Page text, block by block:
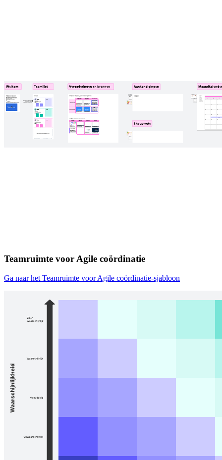
Teamruimte voor Agile coördinatie
Ga naar het Teamruimte voor Agile coördinatie-sjabloon